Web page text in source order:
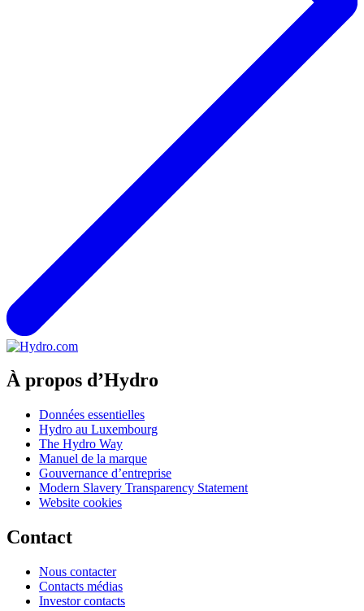
À propos d’Hydro
Données essentielles
Hydro au Luxembourg
The Hydro Way
Manuel de la marque
Gouvernance d’entreprise
Modern Slavery Transparency Statement
Website cookies
Contact
Nous contacter
Contacts médias
Investor contacts